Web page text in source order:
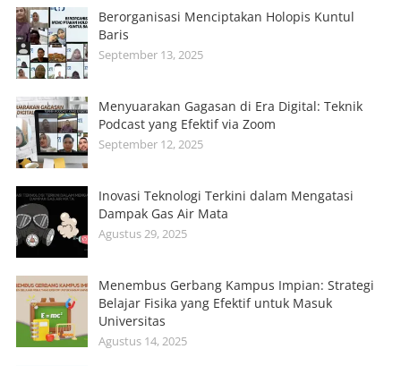
Berorganisasi Menciptakan Holopis Kuntul
Baris
September 13, 2025
Menyuarakan Gagasan di Era Digital: Teknik
Podcast yang Efektif via Zoom
September 12, 2025
Inovasi Teknologi Terkini dalam Mengatasi
Dampak Gas Air Mata
Agustus 29, 2025
Menembus Gerbang Kampus Impian: Strategi
Belajar Fisika yang Efektif untuk Masuk
Universitas
Agustus 14, 2025